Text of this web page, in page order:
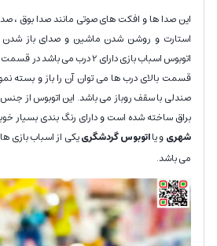
این صدا ها و افکت های صوتی مانند صدا بوق ،
استارت و روشن شدن ماشین و صدای باز شدن
اتوبوس اسباب بازی دارای 2 درب
قسمت بالای درب ها می توان آن را باز و بسته
صندلی با سقف روباز می باشد. این اتوبوس از
براق ساخته شده است و دارای رنگ بندی بسیار
شهریو یااتوبوس گردشگرییکی از اسباب بازی
می باشد.